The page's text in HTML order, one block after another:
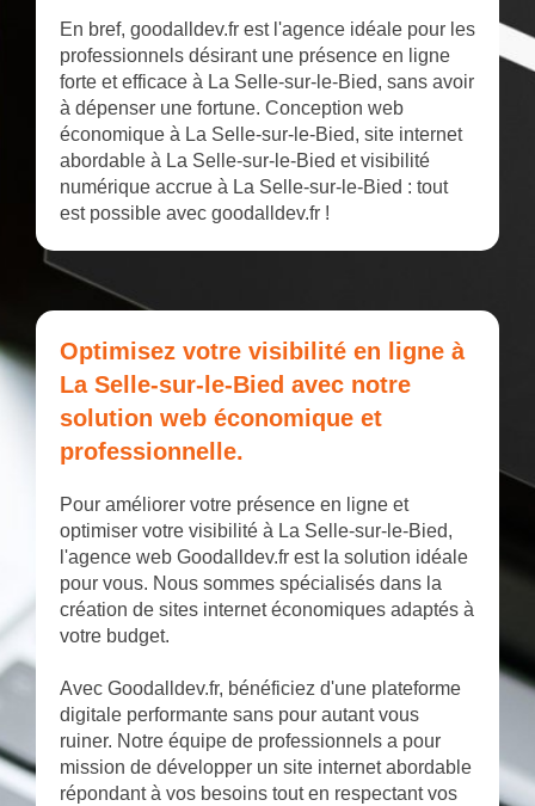
En bref, goodalldev.fr est l'agence idéale pour les
professionnels désirant une présence en ligne
forte et efficace à La Selle-sur-le-Bied, sans avoir
à dépenser une fortune. Conception web
économique à La Selle-sur-le-Bied, site internet
abordable à La Selle-sur-le-Bied et visibilité
numérique accrue à La Selle-sur-le-Bied : tout
est possible avec goodalldev.fr !
Optimisez votre visibilité en ligne à
La Selle-sur-le-Bied avec notre
solution web économique et
professionnelle.
Pour améliorer votre présence en ligne et
optimiser votre visibilité à La Selle-sur-le-Bied,
l'agence web Goodalldev.fr est la solution idéale
pour vous. Nous sommes spécialisés dans la
création de sites internet économiques adaptés à
votre budget.
Avec Goodalldev.fr, bénéficiez d'une plateforme
digitale performante sans pour autant vous
ruiner. Notre équipe de professionnels a pour
mission de développer un site internet abordable
répondant à vos besoins tout en respectant vos